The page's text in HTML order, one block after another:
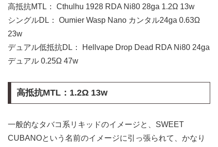
高抵抗MTL： Cthulhu 1928 RDA Ni80 28ga 1.2Ω 13w
シングルDL： Oumier Wasp Nano カンタル24ga 0.63Ω
23w
デュアル低抵抗DL： Hellvape Drop Dead RDA Ni80 24ga
デュアル 0.25Ω 47w
高抵抗MTL：1.2Ω 13w
一般的なタバコ系リキッドのイメージと、SWEET
CUBANOという名前のイメージに引っ張られて、かなり